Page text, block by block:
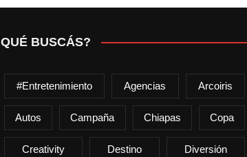
QUÉ BUSCÁS?
#entretenimiento Agencias Arcoiris
Autos Campaña Chiapas Copa
Creativity Destino Diversión